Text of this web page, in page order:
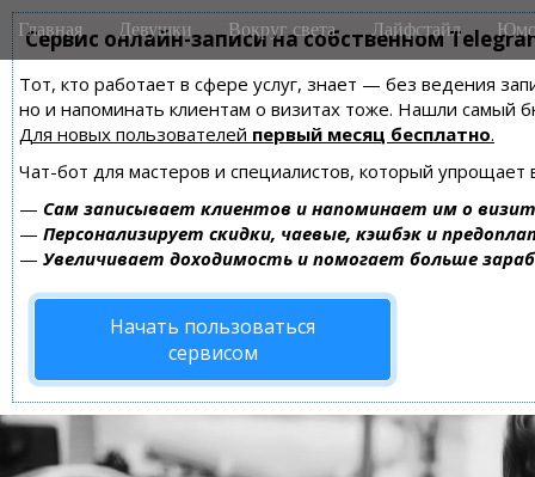
Сервис онлайн-записи на собственном
Тот, кто работает в сфере услуг, знает — без ведения
но и напоминать клиентам о визитах тоже. Нашли самый
Для новых пользователей первый месяц бесплатно.
Чат-бот для мастеров и специалистов, который упрощает
— Сам записывает клиентов и напоминает им о
— Персонализирует скидки, чаевые, кэшбэк и
— Увеличивает доходимость и помогает больше
Начать пользоваться
сервисом
M
a
n
m
e
n
u
i
Главная Девушки Вокруг света Лайфстайл